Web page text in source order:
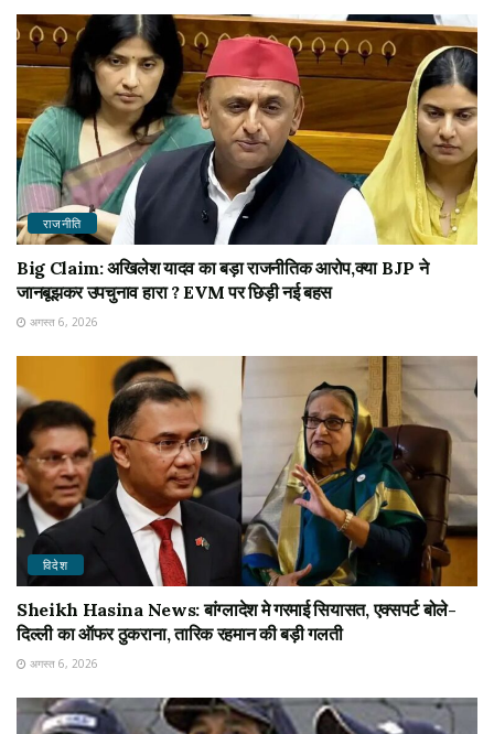
राजनीति
Big Claim: अखिलेश यादव का बड़ा राजनीतिक आरोप,क्या BJP ने
जानबूझकर उपचुनाव हारा ? EVM पर छिड़ी नई बहस
अगस्त 6, 2026
विदेश
Sheikh Hasina News: बांग्लादेश मे गरमाई सियासत, एक्सपर्ट बोले-
दिल्ली का ऑफर ठुकराना, तारिक रहमान की बड़ी गलती
अगस्त 6, 2026